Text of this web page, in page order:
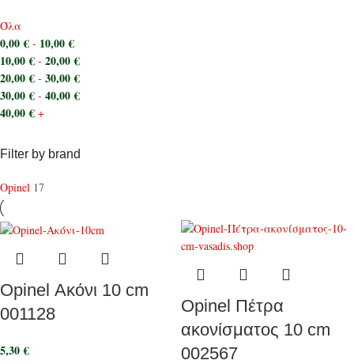
Όλα
0,00€ - 10,00€
10,00€ - 20,00€
20,00€ - 30,00€
30,00€ - 40,00€
40,00€ +
Filter by brand
Opinel 17
Opinel Ακόνι 10 cm
001128
5,30€
Opinel Πέτρα
ακονίσματος 10 cm
002567